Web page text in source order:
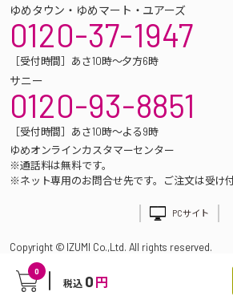
0
税込 0 円
ゆめタウン・ゆめマート・ユアーズ
0120-37-1947
［受付時間］あさ10時～夕方6時
サニー
0120-93-8851
［受付時間］あさ10時～よる9時
ゆめオンラインカスタマーセンター
※通話料は無料です。
※ネット専用のお問合せ先です。ご注文は受け
PCサイト
Copyright © IZUMI Co.,Ltd. All rights reserved.